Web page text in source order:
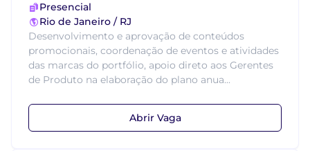
Presencial
Rio de Janeiro / RJ
Desenvolvimento e aprovação de conteúdos
promocionais, coordenação de eventos e atividades
das marcas do portfólio, apoio direto aos Gerentes
de Produto na elaboração do plano anua...
Abrir Vaga